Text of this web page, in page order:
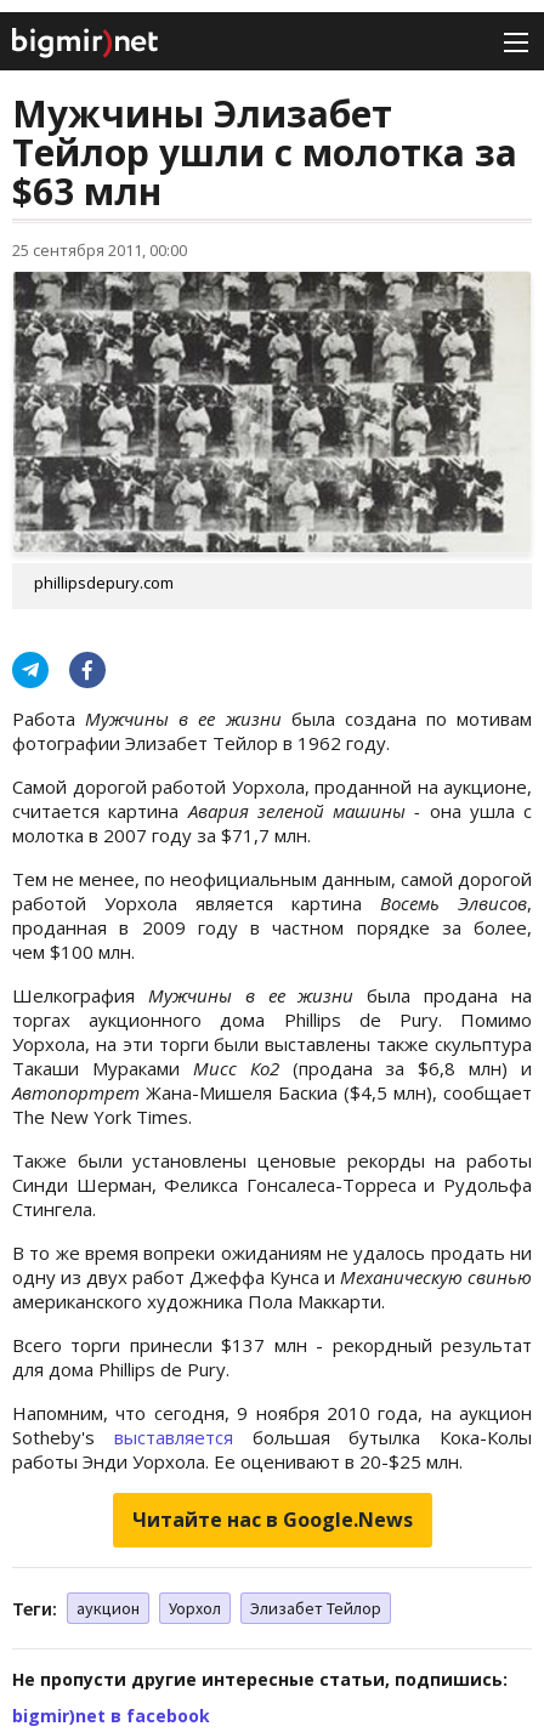
Мужчины Элизабет
Тейлор ушли с молотка за
$63 млн
25 сентября 2011, 00:00
phillipsdepury.com
Работа Мужчины в ее жизни была создана по мотивам
фотографии Элизабет Тейлор в 1962 году.
Самой дорогой работой Уорхола, проданной на аукционе,
считается картина Авария зеленой машины - она ушла с
молотка в 2007 году за $71,7 млн.
Тем не менее, по неофициальным данным, самой дорогой
работой Уорхола является картина Восемь Элвисов,
проданная в 2009 году в частном порядке за более,
чем $100 млн.
Шелкография Мужчины в ее жизни была продана на
торгах аукционного дома Phillips de Pury. Помимо
Уорхола, на эти торги были выставлены также скульптура
Такаши Мураками Мисс Ко2(продана за $6,8 млн) и
Автопортрет Жана-Мишеля Баскиа ($4,5 млн), сообщает
The New York Times.
Также были установлены ценовые рекорды на работы
Синди Шерман, Феликса Гонсалеса-Торреса и Рудольфа
Стингела.
В то же время вопреки ожиданиям не удалось продать ни
одну из двух работ Джеффа Кунса и Механическую свинью
американского художника Пола Маккарти.
Всего торги принесли $137 млн - рекордный результат
для дома Phillips de Pury.
Напомним, что сегодня, 9 ноября 2010 года, на аукцион
Sotheby's выставляется большая бутылка Кока-Колы
работы Энди Уорхола. Ее оценивают в 20-$25 млн.
Читайте нас в Google.News
Теги: аукцион Уорхол Элизабет Тейлор
Не пропусти другие интересные статьи, подпишись:
bigmir)net в facebook